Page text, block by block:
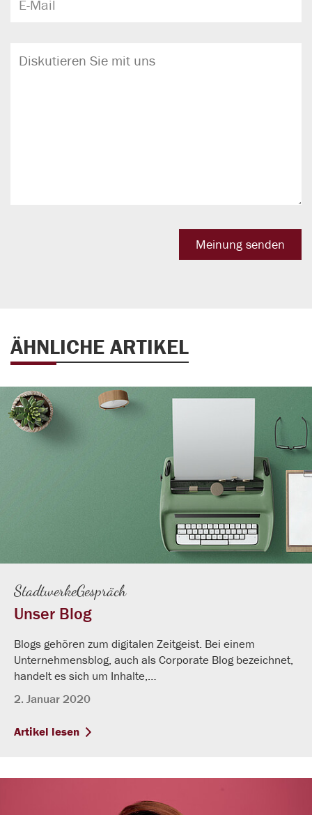
ÄHNLICHE ARTIKEL
Unser Blog
StadtwerkeGespräch
Blogs gehören zum digitalen Zeitgeist. Bei einem
Unternehmensblog, auch als Corporate Blog bezeichnet,
handelt es sich um Inhalte,…
2. Januar 2020
Artikel lesen